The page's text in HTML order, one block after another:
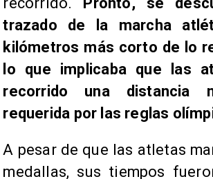
trazado de la marcha
kilómetros más corto de lo
lo que implicaba que las
recorrido una distancia
requerida por las reglas
A pesar de que las atletas
medallas, sus tiempos